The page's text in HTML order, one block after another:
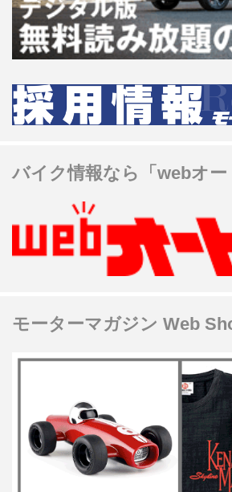
バイク情報なら「webオー
モーターマガジン Web